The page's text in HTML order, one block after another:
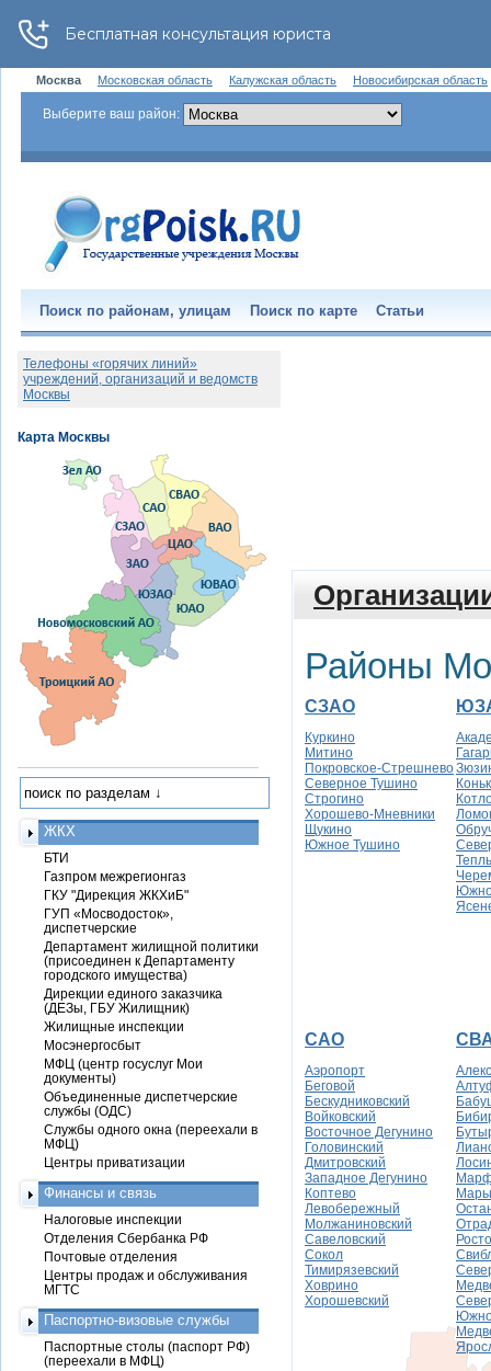
Москва Московская область Калужская область Новосибирская область
Выберите ваш район:
Поиск по районам, улицам Поиск по карте Статьи
Районы
СЗАО
Куркино
Митино
Покровское-Стрешнево
Северное Тушино
Строгино
Хорошево-Мневники
Щукино
Южное Тушино
САО
Аэропорт
Беговой
Бескудниковский
Войковский
Восточное Дегунино
Головинский
Дмитровский
Западное Дегунино
Коптево
Левобережный
Молжаниновский
Савеловский
Сокол
Тимирязевский
Ховрино
Хорошевский
Телефоны «горячих линий»
учреждений, организаций и ведомств
Москвы
ЖКХ
БТИ
Газпром межрегионгаз
ГКУ "Дирекция ЖКХиБ"
ГУП «Мосводосток»,
диспетчерские
Департамент жилищной политики
(присоединен к Департаменту
городского имущества)
Дирекции единого заказчика
(ДЕЗы, ГБУ Жилищник)
Жилищные инспекции
Мосэнергосбыт
МФЦ (центр госуслуг Мои
документы)
Объединенные диспетчерские
службы (ОДС)
Службы одного окна (переехали в
МФЦ)
Центры приватизации
Финансы и связь
Налоговые инспекции
Отделения Сбербанка РФ
Почтовые отделения
Центры продаж и обслуживания
МГТС
Паспортно-визовые службы
Паспортные столы (паспорт РФ)
(переехали в МФЦ)